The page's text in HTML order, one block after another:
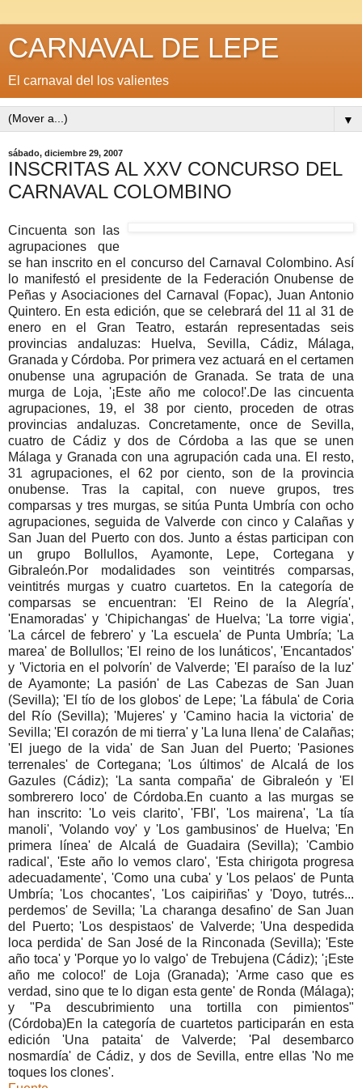
CARNAVAL DE LEPE
El carnaval del los valientes
▼
sábado, diciembre 29, 2007
INSCRITAS AL XXV CONCURSO DEL
CARNAVAL COLOMBINO
Cincuenta son las
agrupaciones que
se han inscrito en el concurso del Carnaval Colombino. Así
lo manifestó el presidente de la Federación Onubense de
Peñas y Asociaciones del Carnaval (Fopac), Juan Antonio
Quintero. En esta edición, que se celebrará del 11 al 31 de
enero en el Gran Teatro, estarán representadas seis
provincias andaluzas: Huelva, Sevilla, Cádiz, Málaga,
Granada y Córdoba. Por primera vez actuará en el certamen
onubense una agrupación de Granada. Se trata de una
murga de Loja, '¡Este año me coloco!'.De las cincuenta
agrupaciones, 19, el 38 por ciento, proceden de otras
provincias andaluzas. Concretamente, once de Sevilla,
cuatro de Cádiz y dos de Córdoba a las que se unen
Málaga y Granada con una agrupación cada una. El resto,
31 agrupaciones, el 62 por ciento, son de la provincia
onubense. Tras la capital, con nueve grupos, tres
comparsas y tres murgas, se sitúa Punta Umbría con ocho
agrupaciones, seguida de Valverde con cinco y Calañas y
San Juan del Puerto con dos. Junto a éstas participan con
un grupo Bollullos, Ayamonte, Lepe, Cortegana y
Gibraleón.Por modalidades son veintitrés comparsas,
veintitrés murgas y cuatro cuartetos. En la categoría de
comparsas se encuentran: 'El Reino de la Alegría',
'Enamoradas' y 'Chipichangas' de Huelva; 'La torre vigia',
'La cárcel de febrero' y 'La escuela' de Punta Umbría; 'La
marea' de Bollullos; 'El reino de los lunáticos', 'Encantados'
y 'Victoria en el polvorín' de Valverde; 'El paraíso de la luz'
de Ayamonte; La pasión' de Las Cabezas de San Juan
(Sevilla); 'El tío de los globos' de Lepe; 'La fábula' de Coria
del Río (Sevilla); 'Mujeres' y 'Camino hacia la victoria' de
Sevilla; 'El corazón de mi tierra' y 'La luna llena' de Calañas;
'El juego de la vida' de San Juan del Puerto; 'Pasiones
terrenales' de Cortegana; 'Los últimos' de Alcalá de los
Gazules (Cádiz); 'La santa compaña' de Gibraleón y 'El
sombrerero loco' de Córdoba.En cuanto a las murgas se
han inscrito: 'Lo veis clarito', 'FBI', 'Los mairena', 'La tía
manoli', 'Volando voy' y 'Los gambusinos' de Huelva; 'En
primera línea' de Alcalá de Guadaira (Sevilla); 'Cambio
radical', 'Este año lo vemos claro', 'Esta chirigota progresa
adecuadamente', 'Como una cuba' y 'Los pelaos' de Punta
Umbría; 'Los chocantes', 'Los caipiriñas' y 'Doyo, tutrés...
perdemos' de Sevilla; 'La charanga desafino' de San Juan
del Puerto; 'Los despistaos' de Valverde; 'Una despedida
loca perdida' de San José de la Rinconada (Sevilla); 'Este
año toca' y 'Porque yo lo valgo' de Trebujena (Cádiz); '¡Este
año me coloco!' de Loja (Granada); 'Arme caso que es
verdad, sino que te lo digan esta gente' de Ronda (Málaga);
y "Pa descubrimiento una tortilla con pimientos"
(Córdoba)En la categoría de cuartetos participarán en esta
edición 'Una pataita' de Valverde; 'Pal desembarco
nosmardía' de Cádiz, y dos de Sevilla, entre ellas 'No me
toques los clones'.